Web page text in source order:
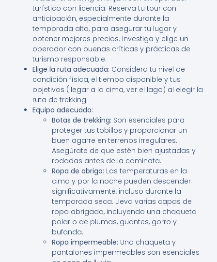
turístico con licencia. Reserva tu tour con
anticipación, especialmente durante la
temporada alta, para asegurar tu lugar y
obtener mejores precios. Investiga y elige un
operador con buenas críticas y prácticas de
turismo responsable.
Elige la ruta adecuada: Considera tu nivel de
condición física, el tiempo disponible y tus
objetivos (llegar a la cima, ver el lago) al elegir la
ruta de trekking.
Equipo adecuado:
Botas de trekking: Son esenciales para
proteger tus tobillos y proporcionar un
buen agarre en terrenos irregulares.
Asegúrate de que estén bien ajustadas y
rodadas antes de la caminata.
Ropa de abrigo: Las temperaturas en la
cima y por la noche pueden descender
significativamente, incluso durante la
temporada seca. Lleva varias capas de
ropa abrigada, incluyendo una chaqueta
polar o de plumas, guantes, gorro y
bufanda.
Ropa impermeable: Una chaqueta y
pantalones impermeables son esenciales